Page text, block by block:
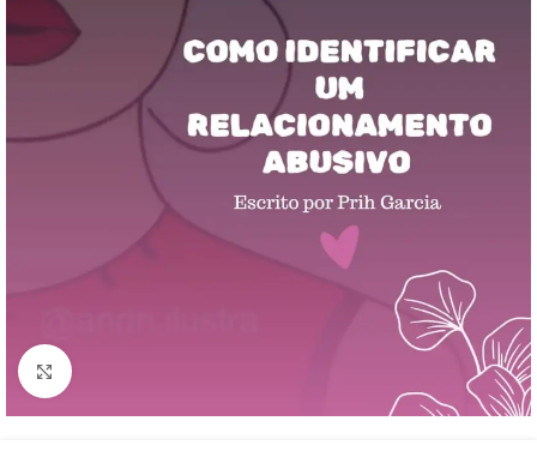
Clique para ampliar